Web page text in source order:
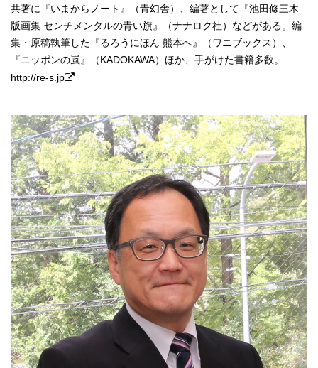
共著に『いまからノート』（青幻舎）、編著として『池田修三木
版画集 センチメンタルの青い旗』（ナナロク社）などがある。編
集・原稿執筆した『るろうにほん 熊本へ』（ワニブックス）、
『ニッポンの嵐』（KADOKAWA）ほか、手がけた書籍多数。
http://re-s.jp